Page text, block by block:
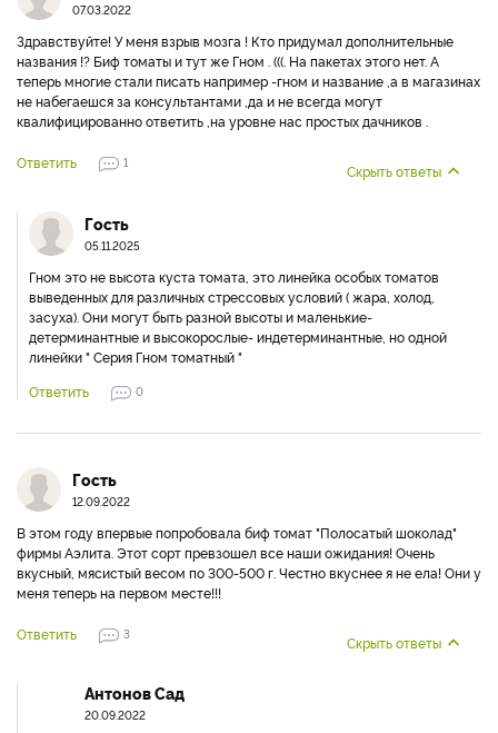
07.03.2022
Здравствуйте! У меня взрыв мозга ! Кто придумал дополнительные
названия !? Биф томаты и тут же Гном . (((. На пакетах этого нет. А
теперь многие стали писать например -гном и название ,а в магазинах
не набегаешся за консультантами ,да и не всегда могут
квалифицированно ответить ,на уровне нас простых дачников .
Ответить 1 Скрыть ответы
Гость
05.11.2025
Гном это не высота куста томата, это линейка особых томатов
выведенных для различных стрессовых условий ( жара, холод,
засуха). Они могут быть разной высоты и маленькие-
детерминантные и высокорослые- индетерминантные, но одной
линейки " Серия Гном томатный "
Ответить
0
Гость
12.09.2022
В этом году впервые попробовала биф томат "Полосатый шоколад"
фирмы Аэлита. Этот сорт превзошел все наши ожидания! Очень
вкусный, мясистый весом по 300-500 г. Честно вкуснее я не ела! Они у
меня теперь на первом месте!!!
Ответить 3 Скрыть ответы
Антонов Сад
20.09.2022